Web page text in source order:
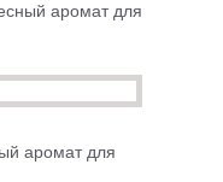
аромат для
аромат для